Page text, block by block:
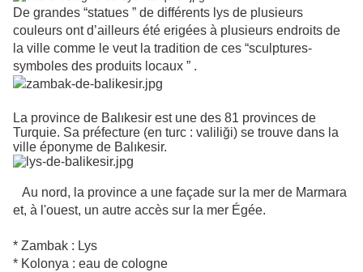
De grandes “statues ” de différents lys de plusieurs
couleurs ont d’ailleurs été erigées à plusieurs endroits de
la ville comme le veut la tradition de ces “sculptures-
symboles des produits locaux ” .
La province de Balıkesir est une des 81 provinces de
Turquie. Sa préfecture (en turc : valiliği) se trouve dans la
ville éponyme de Balıkesir.
Au nord, la province a une façade sur la mer de Marmara
et, à l'ouest, un autre accès sur la mer Égée.
* Zambak : Lys
* Kolonya : eau de cologne